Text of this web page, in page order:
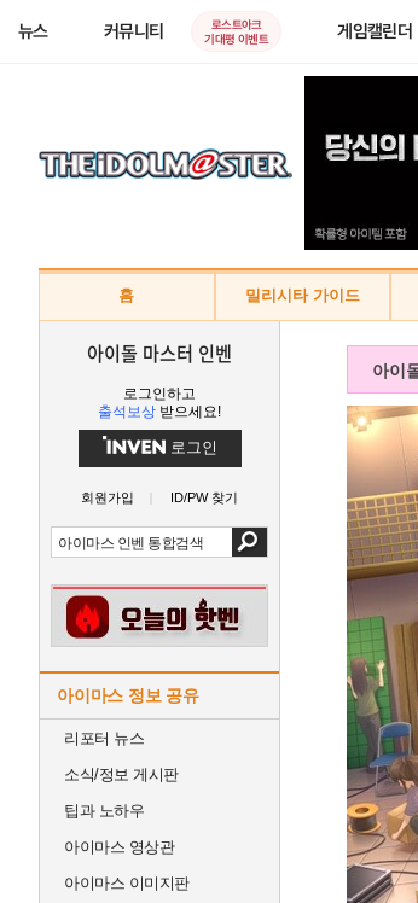
뉴스 커뮤니티
로스트아크
기대평 이벤트
게임캘린더
홈 밀리시타 가이드
아이돌 마스터 인벤
로그인하고
출석보상 받으세요!
로그인
회원가입 ID/PW 찾기
아이마스 정보 공유
리포터 뉴스
소식/정보 게시판
팁과 노하우
아이마스 영상관
아이마스 이미지판
아이